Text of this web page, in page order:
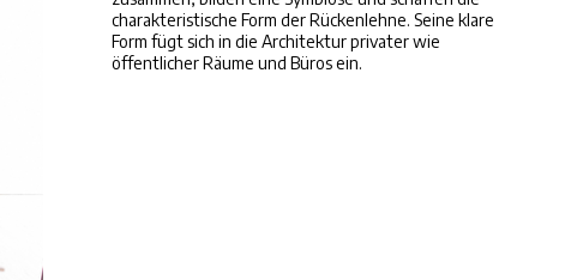
charakteristische Form der Rückenlehne. Seine klare
Form fügt sich in die Architektur privater wie
öffentlicher Räume und Büros ein.